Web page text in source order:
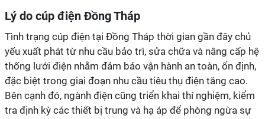
Lý do cúp điện Đồng Tháp
Tình trạng cúp điện tại Đồng Tháp thời gian gần đây chủ
yếu xuất phát từ nhu cầu bảo trì, sửa chữa và nâng cấp hệ
thống lưới điện nhằm đảm bảo vận hành an toàn, ổn định,
đặc biệt trong giai đoạn nhu cầu tiêu thụ điện tăng cao.
Bên cạnh đó, ngành điện cũng triển khai thí nghiệm, kiểm
tra định kỳ các thiết bị trung và hạ áp để phòng ngừa sự